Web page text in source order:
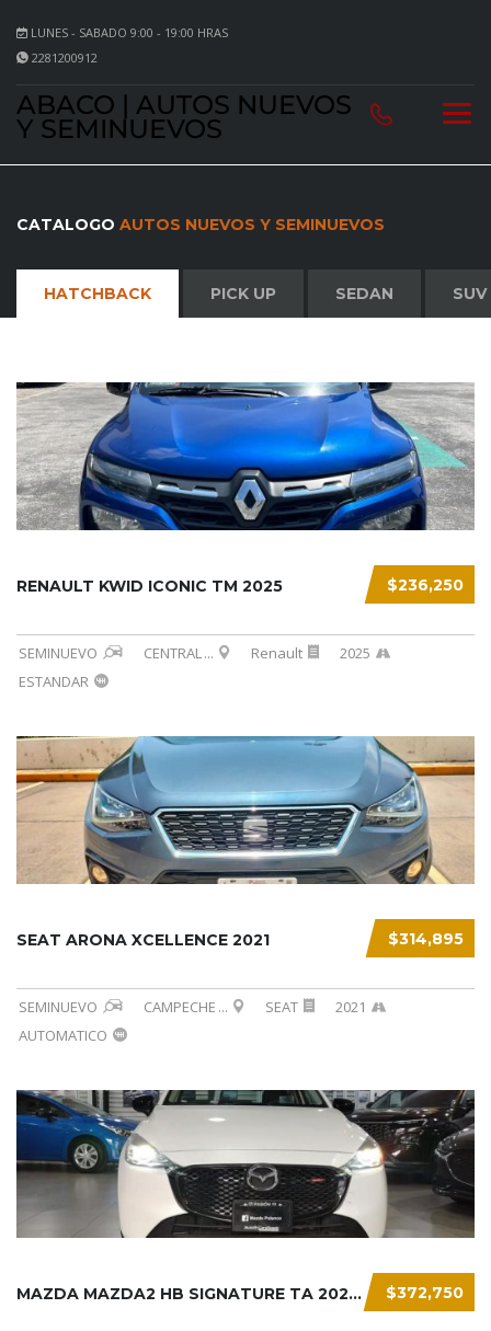
LUNES - SABADO 9:00 - 19:00 HRAS
2281200912
ABACO | AUTOS NUEVOS
Y SEMINUEVOS
CATALOGO AUTOS NUEVOS Y SEMINUEVOS
HATCHBACK PICK UP SEDAN SUV
$236,250
RENAULT KWID ICONIC TM 2025
SEMINUEVO CENTRAL... Renault
2025
ESTANDAR
$314,895
SEAT ARONA XCELLENCE 2021
SEMINUEVO CAMPECHE ... SEAT
2021
AUTOMATICO
$372,750
MAZDA MAZDA2 HB SIGNATURE TA 2025...